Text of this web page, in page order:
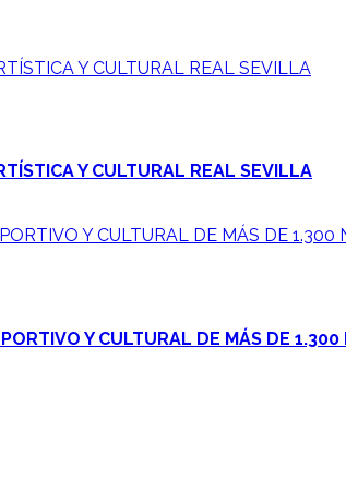
Y CULTURAL REAL SEVILLA
Y CULTURAL REAL SEVILLA
Y CULTURAL DE MÁS DE 1.300
Y CULTURAL DE MÁS DE 1.300